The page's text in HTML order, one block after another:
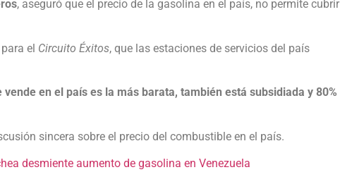
, aseguró que el precio de la gasolina en el país, no permite cubrir
el Circuito Éxitos, que las estaciones de servicios del país
en el país es la más barata, también está subsidiada y 80%
sincera sobre el precio del combustible en el país.
desmiente aumento de gasolina en Venezuela